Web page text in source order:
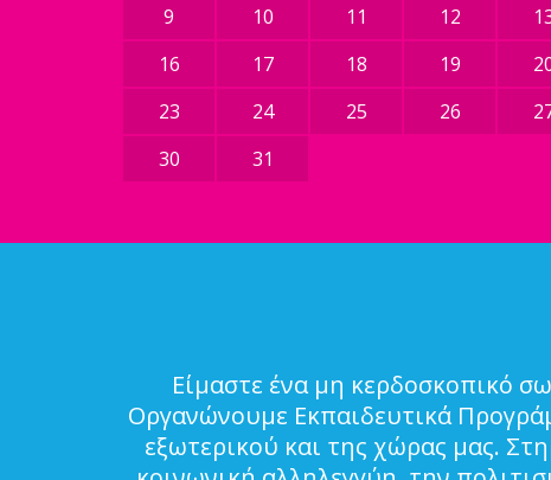
9
10 11 12
16
17 18 19
23
24 25 26
30
31
Είμαστε ένα μη κερδοσκοπικό
Οργανώνουμε Εκπαιδευτικά
εξωτερικού και της χώρας μας.